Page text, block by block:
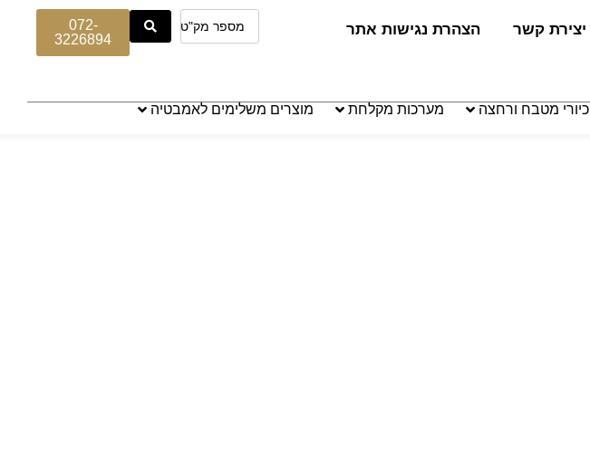
יצירת קשר הצהרת נגישות אתר
072-
3226894
כיורי מטבח ורחצה מערכות מקלחת מוצרים משלימים לאמבטיה